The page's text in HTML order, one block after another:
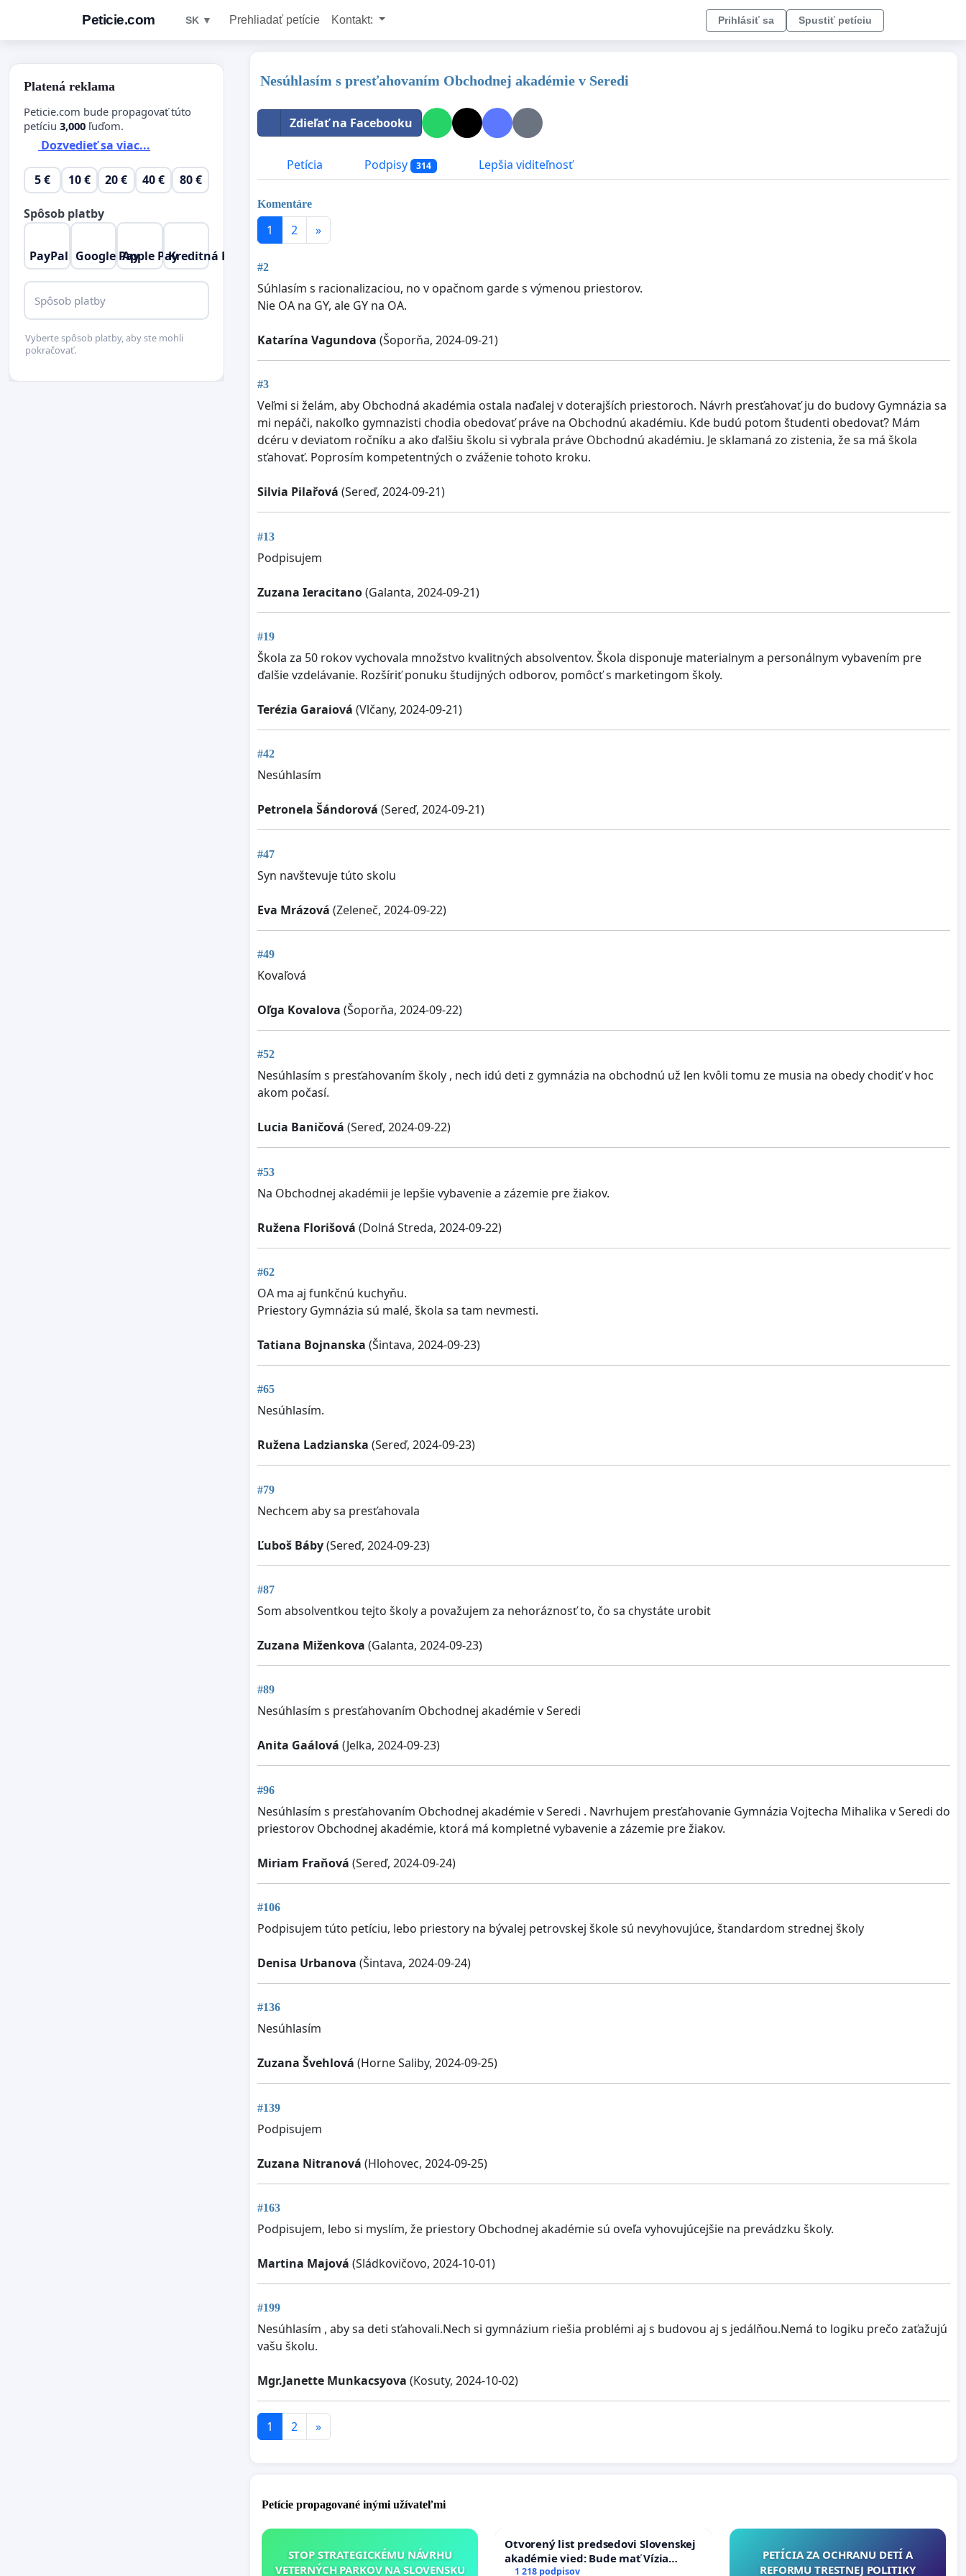
Peticie.com SK ▼ Prehliadať petície Kontakt: Prihlásiť sa Spustiť petíciu
Nesúhlasím s presťahovaním Obchodnej akadémie v Seredi
Zdieľať na Facebooku
Petícia Podpisy 314 Lepšia viditeľnosť
Komentáre
1 2 »
#2
Súhlasím s racionalizaciou, no v opačnom garde s výmenou priestorov.
Nie OA na GY, ale GY na OA.
Katarína Vagundova (Šoporňa, 2024-09-21)
#3
Veľmi si želám, aby Obchodná akadémia ostala naďalej v doterajších priestoroch. Návrh presťahovať ju do budovy Gymnázia sa
mi nepáči, nakoľko gymnazisti chodia obedovať práve na Obchodnú akadémiu. Kde budú potom študenti obedovať? Mám
dcéru v deviatom ročníku a ako ďalšiu školu si vybrala práve Obchodnú akadémiu. Je sklamaná zo zistenia, že sa má škola
sťahovať. Poprosím kompetentných o zváženie tohoto kroku.
Silvia Pilařová (Sereď, 2024-09-21)
#13
Podpisujem
Zuzana Ieracitano(Galanta, 2024-09-21)
#19
Škola za 50 rokov vychovala množstvo kvalitných absolventov. Škola disponuje materialnym a personálnym vybavením pre
ďalšie vzdelávanie. Rozšíriť ponuku študijných odborov, pomôcť s marketingom školy.
Terézia Garaiová (Vlčany, 2024-09-21)
#42
Nesúhlasím
Petronela Šándorová (Sereď, 2024-09-21)
#47
Syn navštevuje túto skolu
Eva Mrázová (Zeleneč, 2024-09-22)
#49
Kovaľová
Oľga Kovalova (Šoporňa, 2024-09-22)
#52
Nesúhlasím s presťahovaním školy , nech idú deti z gymnázia na obchodnú už len kvôli tomu ze musia na obedy chodiť v hoc
akom počasí.
Lucia Baničová (Sereď, 2024-09-22)
#53
Na Obchodnej akadémii je lepšie vybavenie a zázemie pre žiakov.
Ružena Florišová (Dolná Streda, 2024-09-22)
#62
OA ma aj funkčnú kuchyňu.
Priestory Gymnázia sú malé, škola sa tam nevmesti.
Tatiana Bojnanska (Šintava, 2024-09-23)
#65
Nesúhlasím.
Ružena Ladzianska (Sereď, 2024-09-23)
#79
Nechcem aby sa presťahovala
Ľuboš Báby(Sereď, 2024-09-23)
#87
Som absolventkou tejto školy a považujem za nehoráznosť to, čo sa chystáte urobit
Zuzana Miženkova (Galanta, 2024-09-23)
#89
Nesúhlasím s presťahovaním Obchodnej akadémie v Seredi
Anita Gaálová (Jelka, 2024-09-23)
#96
Nesúhlasím s presťahovaním Obchodnej akadémie v Seredi . Navrhujem presťahovanie Gymnázia Vojtecha Mihalika v Seredi do
priestorov Obchodnej akadémie, ktorá má kompletné vybavenie a zázemie pre žiakov.
Miriam Fraňová (Sereď, 2024-09-24)
#106
Podpisujem túto petíciu, lebo priestory na bývalej petrovskej škole sú nevyhovujúce, štandardom strednej školy
Denisa Urbanova (Šintava, 2024-09-24)
#136
Nesúhlasím
Zuzana Švehlová (Horne Saliby, 2024-09-25)
#139
Podpisujem
Zuzana Nitranová (Hlohovec, 2024-09-25)
#163
Podpisujem, lebo si myslím, že priestory Obchodnej akadémie sú oveľa vyhovujúcejšie na prevádzku školy.
Martina Majová (Sládkovičovo, 2024-10-01)
#199
Nesúhlasím , aby sa deti sťahovali.Nech si gymnázium riešia problémi aj s budovou aj s jedálňou.Nemá to logiku prečo zaťažujú
vašu školu.
Mgr.Janette Munkacsyova (Kosuty, 2024-10-02)
1 2 »
Petície propagované inými užívateľmi
STOP STRATEGICKÉMU NÁVRHU
VETERNÝCH PARKOV NA SLOVENSKU
Otvorený list predsedovi Slovenskej
akadémie vied: Bude mať Vízia
Slovenska 2040 mravnú chrbticu?
1 218 podpisov
PETÍCIA ZA OCHRANU DETÍ A
REFORMU TRESTNEJ POLITIKY
Platená reklama
Peticie.com bude propagovať túto
petíciu 3,000 ľuďom.
Dozvedieť sa viac...
5 € 10 € 20 € 40 € 80 €
Spôsob platby
PayPal Google PayApple PayKreditná Karta
Spôsob platby
Vyberte spôsob platby, aby ste mohli
pokračovať.